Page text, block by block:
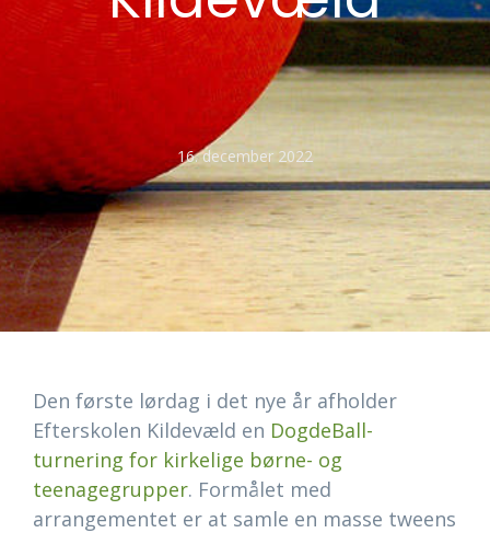
16. december 2022
Den første lørdag i det nye år afholder
Efterskolen Kildevæld en DogdeBall-
turnering for kirkelige børne- og
teenagegrupper. Formålet med
arrangementet er at samle en masse tweens